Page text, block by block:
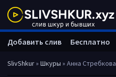
SlivShkur» Шкуры » Анна Стребкова
Добавить слив Бесплатно